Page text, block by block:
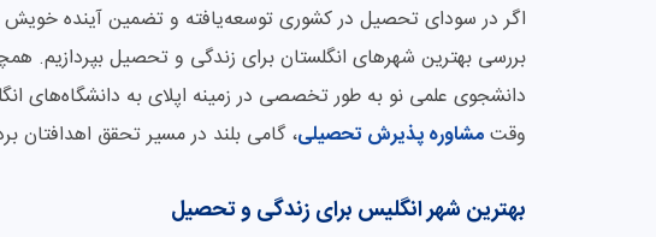
اگر در سودای تحصیل در کشوری توسعه‌یافته و تضمین آینده خویش
بررسی بهترین شهرهای انگلستان برای زندگی و تحصیل بپردازیم.
دانشجوی علمی نو به طور تخصصی در زمینه اپلای به دانشگاه‌های
وقتمشاوره پذیرش تحصیلی، گامی بلند در مسیر تحقق اهدافتان
بهترین شهر انگلیس برای زندگی و تحصیل